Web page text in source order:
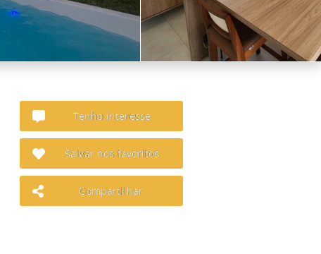
Tenho interesse
Salvar nos favoritos
Compartilhar